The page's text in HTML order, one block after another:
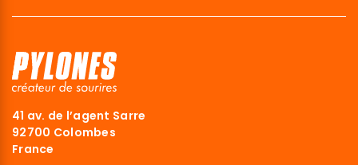
41 av. de l’agent Sarre
92700 Colombes
France